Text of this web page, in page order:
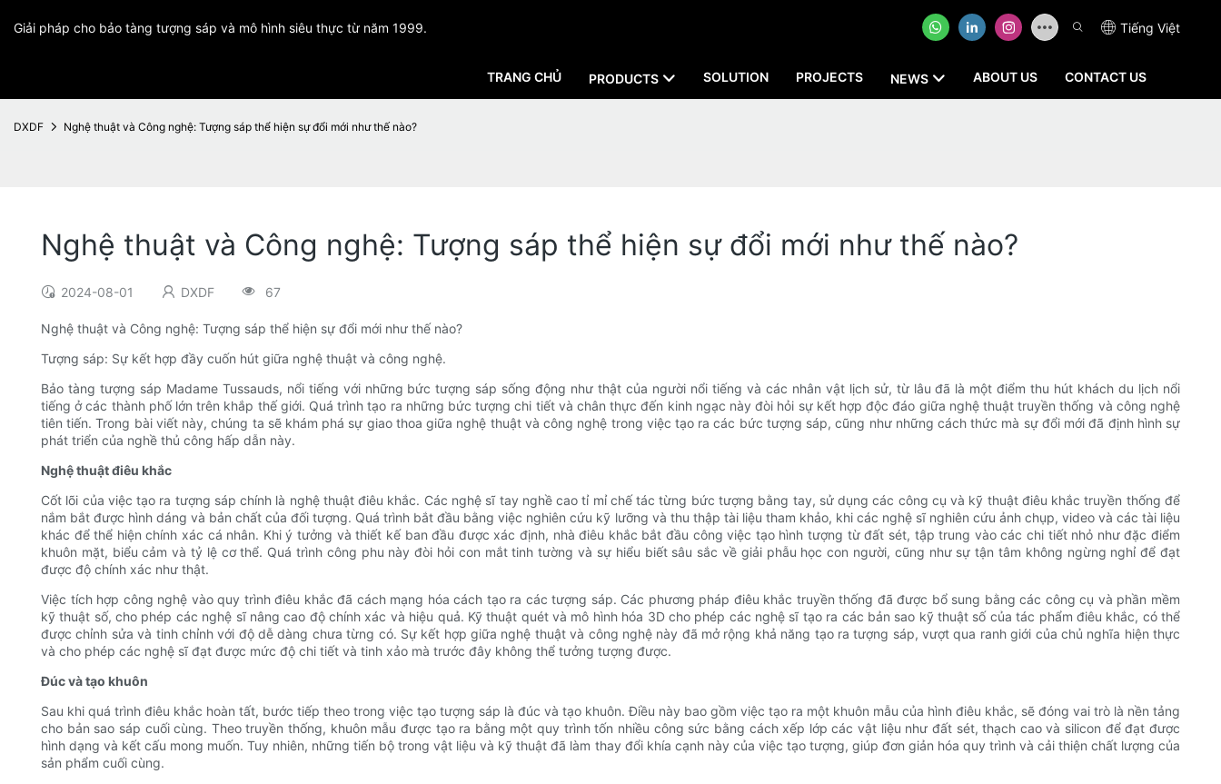
Giải pháp cho bảo tàng tượng sáp và mô hình siêu thực từ năm 1999. Tiếng Việt
TRANG CHỦ PRODUCTS SOLUTION PROJECTS NEWS ABOUT US CONTACT US
DXDF Nghệ thuật và Công nghệ: Tượng sáp thể hiện sự đổi mới như thế nào?
Nghệ thuật và Công nghệ: Tượng sáp thể hiện sự đổi mới như thế nào?
2024-08-01 DXDF 67
Nghệ thuật và Công nghệ: Tượng sáp thể hiện sự đổi mới như thế nào?
Tượng sáp: Sự kết hợp đầy cuốn hút giữa nghệ thuật và công nghệ.
Bảo tàng tượng sáp Madame Tussauds, nổi tiếng với những bức tượng sáp sống động như thật của người nổi tiếng và các nhân vật lịch sử, từ lâu đã là một điểm thu hút khách du lịch nổi
tiếng ở các thành phố lớn trên khắp thế giới. Quá trình tạo ra những bức tượng chi tiết và chân thực đến kinh ngạc này đòi hỏi sự kết hợp độc đáo giữa nghệ thuật truyền thống và công nghệ
tiên tiến. Trong bài viết này, chúng ta sẽ khám phá sự giao thoa giữa nghệ thuật và công nghệ trong việc tạo ra các bức tượng sáp, cũng như những cách thức mà sự đổi mới đã định hình sự
phát triển của nghề thủ công hấp dẫn này.
Nghệ thuật điêu khắc
Cốt lõi của việc tạo ra tượng sáp chính là nghệ thuật điêu khắc. Các nghệ sĩ tay nghề cao tỉ mỉ chế tác từng bức tượng bằng tay, sử dụng các công cụ và kỹ thuật điêu khắc truyền thống để
nắm bắt được hình dáng và bản chất của đối tượng. Quá trình bắt đầu bằng việc nghiên cứu kỹ lưỡng và thu thập tài liệu tham khảo, khi các nghệ sĩ nghiên cứu ảnh chụp, video và các tài liệu
khác để thể hiện chính xác cá nhân. Khi ý tưởng và thiết kế ban đầu được xác định, nhà điêu khắc bắt đầu công việc tạo hình tượng từ đất sét, tập trung vào các chi tiết nhỏ như đặc điểm
khuôn mặt, biểu cảm và tỷ lệ cơ thể. Quá trình công phu này đòi hỏi con mắt tinh tường và sự hiểu biết sâu sắc về giải phẫu học con người, cũng như sự tận tâm không ngừng nghỉ để đạt
được độ chính xác như thật.
Việc tích hợp công nghệ vào quy trình điêu khắc đã cách mạng hóa cách tạo ra các tượng sáp. Các phương pháp điêu khắc truyền thống đã được bổ sung bằng các công cụ và phần mềm
kỹ thuật số, cho phép các nghệ sĩ nâng cao độ chính xác và hiệu quả. Kỹ thuật quét và mô hình hóa 3D cho phép các nghệ sĩ tạo ra các bản sao kỹ thuật số của tác phẩm điêu khắc, có thể
được chỉnh sửa và tinh chỉnh với độ dễ dàng chưa từng có. Sự kết hợp giữa nghệ thuật và công nghệ này đã mở rộng khả năng tạo ra tượng sáp, vượt qua ranh giới của chủ nghĩa hiện thực
và cho phép các nghệ sĩ đạt được mức độ chi tiết và tinh xảo mà trước đây không thể tưởng tượng được.
Đúc và tạo khuôn
Sau khi quá trình điêu khắc hoàn tất, bước tiếp theo trong việc tạo tượng sáp là đúc và tạo khuôn. Điều này bao gồm việc tạo ra một khuôn mẫu của hình điêu khắc, sẽ đóng vai trò là nền tảng
cho bản sao sáp cuối cùng. Theo truyền thống, khuôn mẫu được tạo ra bằng một quy trình tốn nhiều công sức bằng cách xếp lớp các vật liệu như đất sét, thạch cao và silicon để đạt được
hình dạng và kết cấu mong muốn. Tuy nhiên, những tiến bộ trong vật liệu và kỹ thuật đã làm thay đổi khía cạnh này của việc tạo tượng, giúp đơn giản hóa quy trình và cải thiện chất lượng của
sản phẩm cuối cùng.